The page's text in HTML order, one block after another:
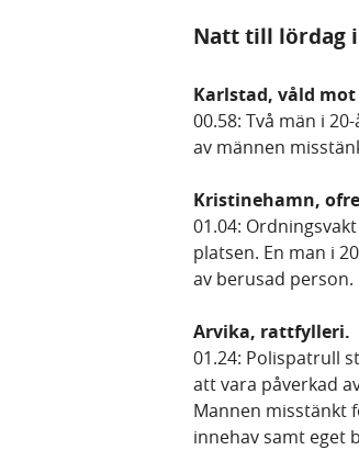
Natt till lördag
Karlstad, våld
00.58: Två män i
av männen
Kristinehamn,
01.04:
platsen. En man i
av berusad
Arvika, rattfylleri.
01.24: Polispatrull
att vara påverkad
Mannen misstänkt
innehav samt eget